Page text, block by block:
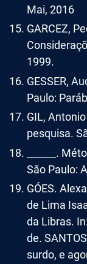
Mai, 2016
GARCEZ,
1999.
GESSER,
Paulo:
GIL,
pesquisa.
______.
São Paulo:
GÓES.
de Lima
da Libras.
de.
surdo, e